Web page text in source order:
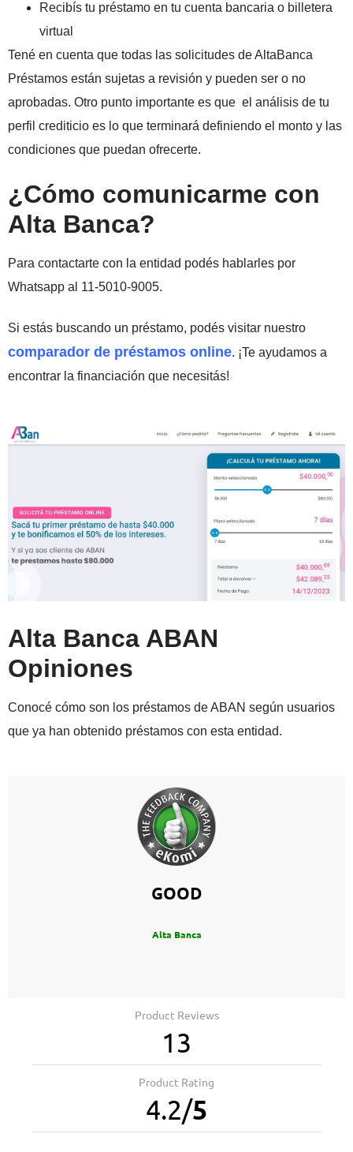
Recibís tu préstamo en tu cuenta bancaria o billetera
virtual
Tené en cuenta que todas las solicitudes de AltaBanca
Préstamos están sujetas a revisión y pueden ser o no
aprobadas. Otro punto importante es que el análisis de tu
perfil crediticio es lo que terminará definiendo el monto y las
condiciones que puedan ofrecerte.
¿Cómo comunicarme con
Alta Banca?
Para contactarte con la entidad podés hablarles por
Whatsapp al 11-5010-9005.
Si estás buscando un préstamo, podés visitar nuestro
comparador de préstamos online. ¡Te ayudamos a
encontrar la financiación que necesitás!
Alta Banca ABAN
Opiniones
Conocé cómo son los préstamos de ABAN según usuarios
que ya han obtenido préstamos con esta entidad.
GOOD
Alta Banca
Product Reviews
13
Product Rating
4.2/5